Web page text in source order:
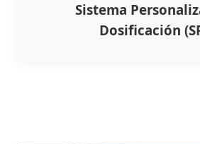
Sistema
Dosificación